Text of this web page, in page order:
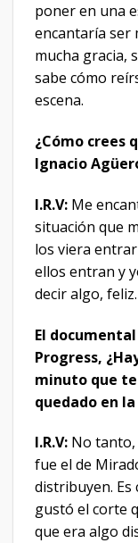
poner en una
encantaría ser
mucha gracia,
sabe cómo
escena.
¿Cómo crees
Ignacio
I.R.V: Me
situación que
los viera
ellos entran y
decir algo, feliz.
El
Progress,
minuto que
quedado en
I.R.V: No tanto,
fue el de
distribuyen.
gustó el corte
que era algo